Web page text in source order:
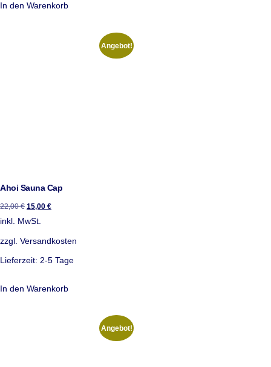
In den Warenkorb
Angebot!
Ahoi Sauna Cap
22,00€ 15,00 €
inkl. MwSt.
zzgl. Versandkosten
Lieferzeit: 2-5 Tage
In den Warenkorb
Angebot!